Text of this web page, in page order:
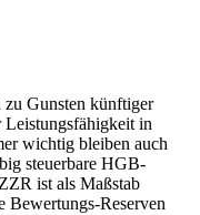
zu Gunsten künftiger
Leistungsfähigkeit in
wichtig bleiben auch
steuerbare HGB-
ist als Maßstab
Bewertungs-Reserven